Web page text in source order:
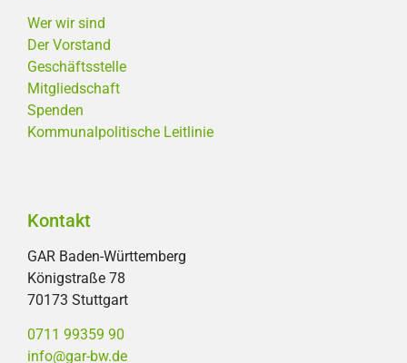
Wer wir sind
Der Vorstand
Geschäftsstelle
Mitgliedschaft
Spenden
Kommunalpolitische Leitlinie
Kontakt
GAR Baden-Württemberg
Königstraße 78
70173 Stuttgart
0711 99359 90
info@gar-bw.de